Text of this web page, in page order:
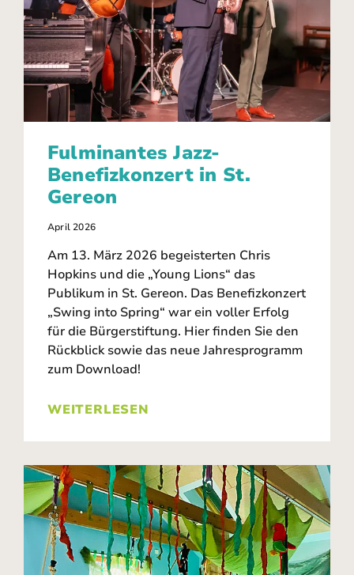
Fulminantes Jazz-
Benefizkonzert in St.
Gereon
April 2026
Am 13. März 2026 begeisterten Chris
Hopkins und die „Young Lions“ das
Publikum in St. Gereon. Das Benefizkonzert
„Swing into Spring“ war ein voller Erfolg
für die Bürgerstiftung. Hier finden Sie den
Rückblick sowie das neue Jahresprogramm
zum Download!
WEITERLESEN